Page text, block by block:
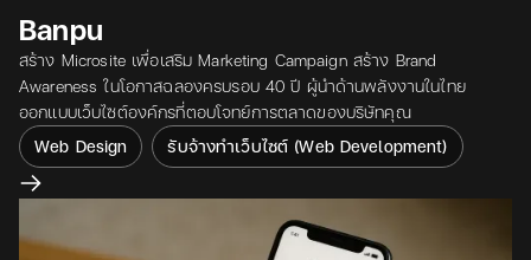
Banpu
สร้าง Microsite เพื่อเสริม Marketing Campaign สร้าง Brand
Awareness ในโอกาสฉลองครบรอบ 40 ปี ผู้นำด้านพลังงานในไทย
ออกแบบเว็บไซต์องค์กรที่ตอบโจทย์การตลาดของบริษัทคุณ
Web Design
รับจ้างทำเว็บไซต์ (Web Development)
View project